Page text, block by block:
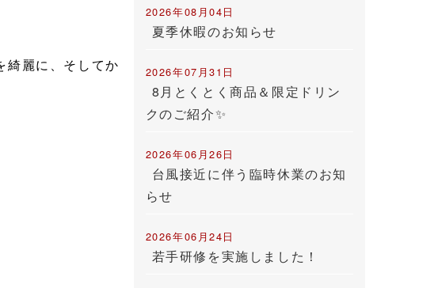
綺麗に、そしてか
2026年08月04日
夏季休暇のお知らせ
2026年07月31日
8月とくとく商品＆限定ドリン
クのご紹介✨
2026年06月26日
台風接近に伴う臨時休業のお知
らせ
2026年06月24日
若手研修を実施しました！